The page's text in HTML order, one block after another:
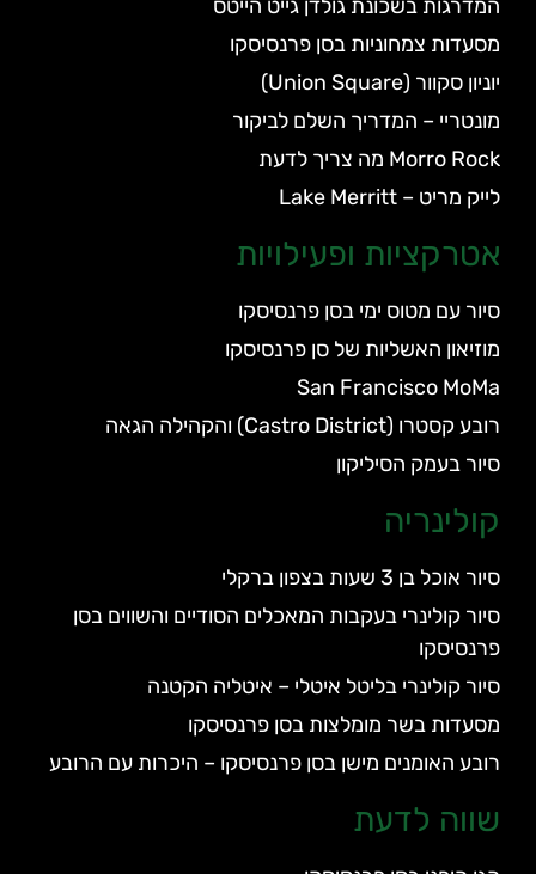
המדרגות בשכונת גולדן גייט הייטס
מסעדות צמחוניות בסן פרנסיסקו
יוניון סקוור (Union Square)
מונטריי – המדריך השלם לביקור
Morro Rock מה צריך לדעת
לייק מריט – Lake Merritt
אטרקציות ופעילויות
סיור עם מטוס ימי בסן פרנסיסקו
מוזיאון האשליות של סן פרנסיסקו
San Francisco MoMa
רובע קסטרו (Castro District) והקהילה הגאה
סיור בעמק הסיליקון
קולינריה
סיור אוכל בן 3 שעות בצפון ברקלי
סיור קולינרי בעקבות המאכלים הסודיים והשווים בסן
פרנסיסקו
סיור קולינרי בליטל איטלי – איטליה הקטנה
מסעדות בשר מומלצות בסן פרנסיסקו
רובע האומנים מישן בסן פרנסיסקו – היכרות עם הרובע
שווה לדעת